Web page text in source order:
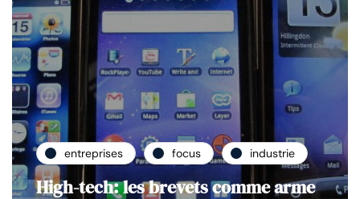
entreprises focus industrie
High-tech: les brevets comme arme